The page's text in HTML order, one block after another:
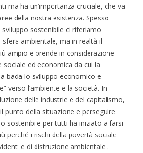
ma ha un’importanza cruciale, che va
della nostra esistenza. Spesso
sostenibile ci riferiamo
sfera ambientale, ma in realtà il
ampio e prende in considerazione
sociale ed economica da cui la
bada lo sviluppo economico e
verso l’ambiente e la società. In
delle industrie e del capitalismo,
punto della situazione e perseguire
sostenibile per tutti ha iniziato a farsi
perché i rischi della povertà sociale
e di distruzione ambientale .